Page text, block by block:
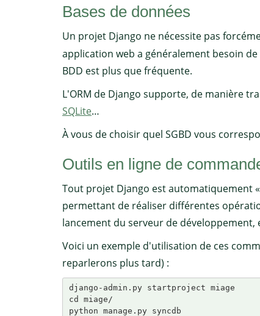
Bases de données
Un projet Django ne nécessite pas
application web a généralement besoin
BDD est plus que fréquente.
L'ORM de Django supporte, de manière
SQLite…
À vous de choisir quel SGBD vous
Outils en ligne de
Tout projet Django est automatiquement
permettant de réaliser différentes
lancement du serveur de développement,
Voici un exemple d'utilisation de ces
reparlerons plus tard) :
django-admin.py startproject miage
cd miage/
python manage.py syncdb